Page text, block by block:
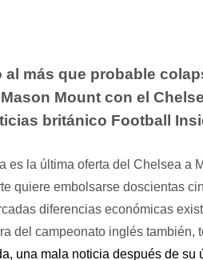
más que probable
Mount con el
británico Football
es la última oferta del Chelsea a
quiere embolsarse doscientas
diferencias económicas
del campeonato inglés también,
una mala noticia después de su